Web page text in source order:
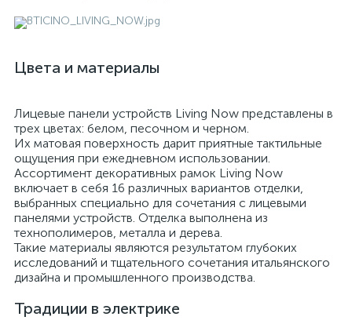
Цвета и материалы
Лицевые панели устройств Living Now представлены в
трех цветах: белом, песочном и черном.
Их матовая поверхность дарит приятные тактильные
ощущения при ежедневном использовании.
Ассортимент декоративных рамок Living Now
включает в себя 16 различных вариантов отделки,
выбранных специально для сочетания с лицевыми
панелями устройств. Отделка выполнена из
технополимеров, металла и дерева.
Такие материалы являются результатом глубоких
исследований и тщательного сочетания итальянского
дизайна и промышленного производства.
Традиции в электрике